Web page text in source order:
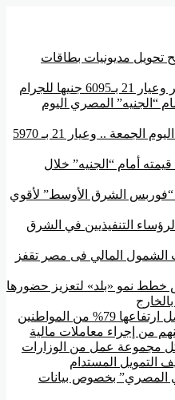
تحويل مديونيات بطاقات
للجرام
“الجنيه” المصري اليوم
ارتفاع طفيف بأسعار الذهب اليوم الجمعة .. وعيار 21 بـ 5970
جنيهاً من قيمته أمام “الجنيه” خلال
الشرق الأوسط” لأقوي
التنفيذيين في الشرق
المالي فى مصر تقفز
نمو «بلد» لتعزيز حضورها
معدلات الشمول المالي تواصل ارتفاعها 79% من المواطنين
من إجراء معاملات مالية
مجموعة عمل من الوزارات
التمويل المستدام
المصري” بخصوص بيانات